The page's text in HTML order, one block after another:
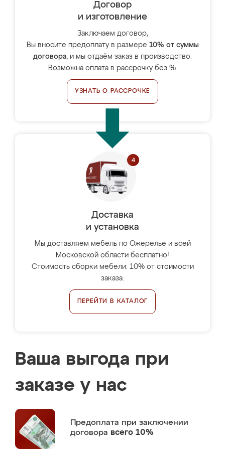
Договор
и изготовление
Заключаем договор,
Вы вносите предоплату в размере 10% от суммы
договора, и мы отдаём заказ в производство.
Возможна оплата в рассрочку без %.
УЗНАТЬ О РАССРОЧКЕ
Доставка
и установка
Мы доставляем мебель по Ожерелье и всей
Московской области бесплатно!
Стоимость сборки мебели: 10% от стоимости
заказа.
ПЕРЕЙТИ В КАТАЛОГ
Ваша выгода при
заказе у нас
Предоплата при заключении
договора всего 10%